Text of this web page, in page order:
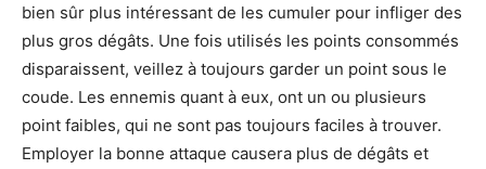
bien sûr plus intéressant de les cumuler pour infliger des
plus gros dégâts. Une fois utilisés les points consommés
disparaissent, veillez à toujours garder un point sous le
coude. Les ennemis quant à eux, ont un ou plusieurs
point faibles, qui ne sont pas toujours faciles à trouver.
Employer la bonne attaque causera plus de dégâts et